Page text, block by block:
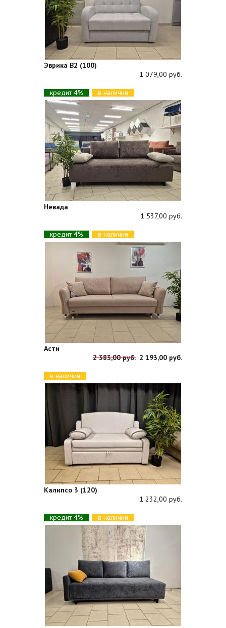
Эврика В2 (100)
1 079,00 руб.
кредит 4%
в наличии
Невада
1 537,00 руб.
кредит 4%
в наличии
Асти
2 383,00 руб. 2 193,00 руб.
в наличии
Калипсо 3 (120)
1 232,00 руб.
кредит 4%
в наличии